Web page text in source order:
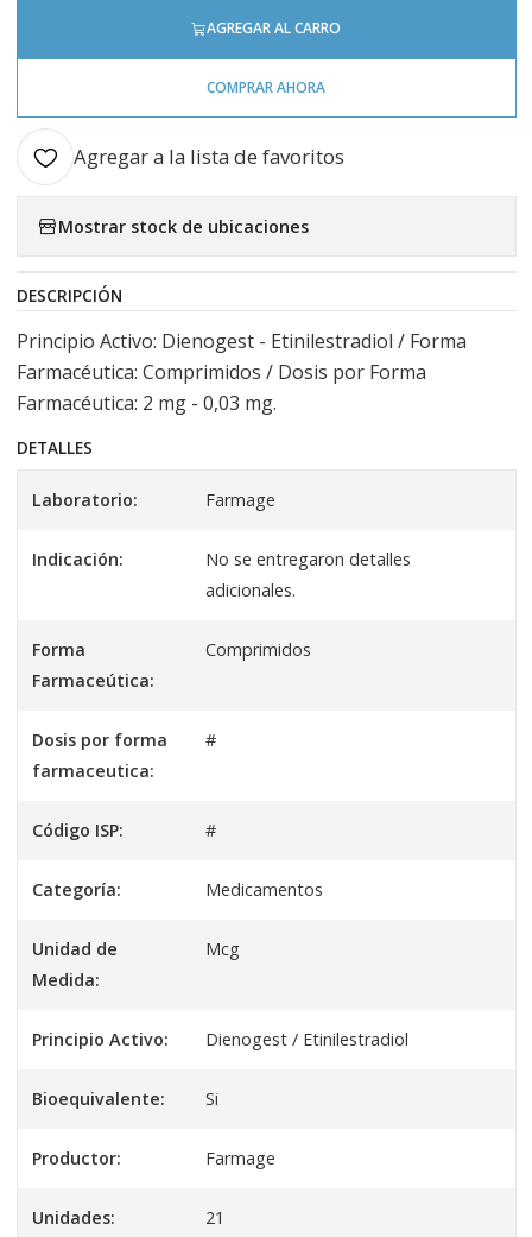
AGREGAR AL CARRO
COMPRAR AHORA
Agregar a la lista de favoritos
Mostrar stock de ubicaciones
DESCRIPCIÓN
Principio Activo: Dienogest - Etinilestradiol / Forma
Farmacéutica: Comprimidos / Dosis por Forma
Farmacéutica: 2 mg - 0,03 mg.
DETALLES
Laboratorio: Farmage
Indicación:
No se entregaron detalles
adicionales.
Forma
Farmaceútica:
Comprimidos
Dosis por forma
farmaceutica:
#
Código ISP: #
Categoría: Medicamentos
Unidad de
Medida:
Mcg
Principio Activo: Dienogest / Etinilestradiol
Bioequivalente: Si
Productor: Farmage
Unidades: 21